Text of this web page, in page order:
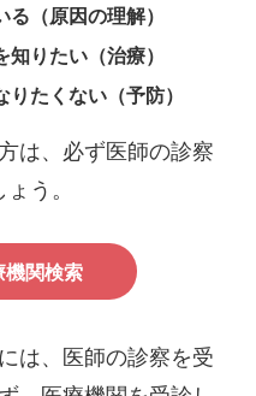
（原因の理解）
りたい（治療）
たくない（予防）
は、必ず医師の診察
う。
関検索
は、医師の診察を受